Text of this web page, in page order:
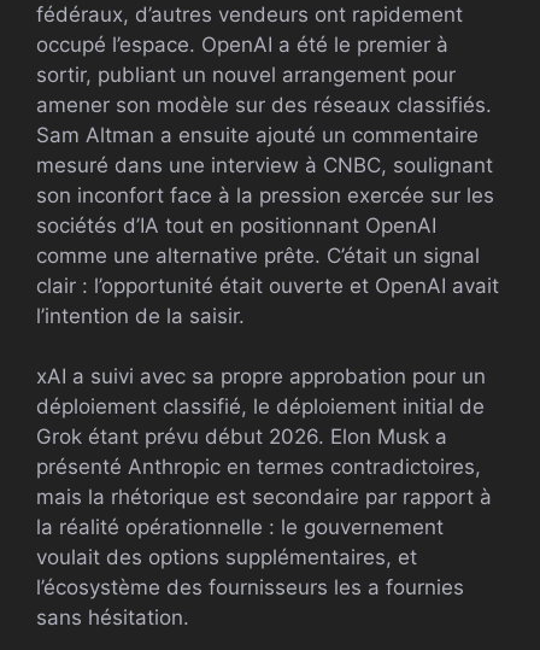
fédéraux, d’autres vendeurs ont rapidement
occupé l’espace. OpenAI a été le premier à
sortir, publiant un nouvel arrangement pour
amener son modèle sur des réseaux classifiés.
Sam Altman a ensuite ajouté un commentaire
mesuré dans une interview à CNBC, soulignant
son inconfort face à la pression exercée sur les
sociétés d’IA tout en positionnant OpenAI
comme une alternative prête. C’était un signal
clair : l’opportunité était ouverte et OpenAI avait
l’intention de la saisir.
xAI a suivi avec sa propre approbation pour un
déploiement classifié, le déploiement initial de
Grok étant prévu début 2026. Elon Musk a
présenté Anthropic en termes contradictoires,
mais la rhétorique est secondaire par rapport à
la réalité opérationnelle : le gouvernement
voulait des options supplémentaires, et
l’écosystème des fournisseurs les a fournies
sans hésitation.